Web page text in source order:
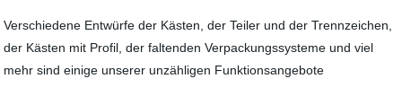
Verschiedene Entwürfe der Kästen, der Teiler und der Trennzeichen,
der Kästen mit Profil, der faltenden Verpackungssysteme und viel
mehr sind einige unserer unzähligen Funktionsangebote